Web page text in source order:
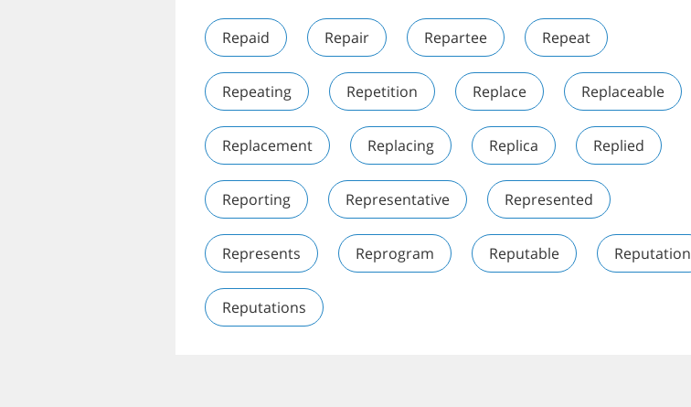
Repaid Repair Repartee Repeat
Repeating Repetition Replace Replaceable
Replacement Replacing Replica Replied
Reporting Representative Represented
Represents Reprogram Reputable Reputation
Reputations